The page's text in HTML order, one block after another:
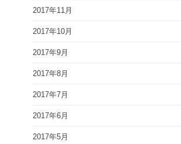
2017年11月
2017年10月
2017年9月
2017年8月
2017年7月
2017年6月
2017年5月